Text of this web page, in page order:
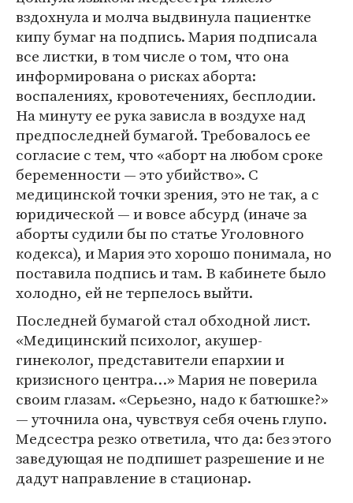
вздохнула и молча выдвинула пациентке
кипу бумаг на подпись. Мария подписала
все листки, в том числе о том, что она
информирована о рисках аборта:
воспалениях, кровотечениях, бесплодии.
На минуту ее рука зависла в воздухе над
предпоследней бумагой. Требовалось ее
согласие с тем, что «аборт на любом сроке
беременности — это убийство». С
медицинской точки зрения, это не так, а с
юридической — и вовсе абсурд (иначе за
аборты судили бы по статье Уголовного
кодекса), и Мария это хорошо понимала, но
поставила подпись и там. В кабинете было
холодно, ей не терпелось выйти.
Последней бумагой стал обходной лист.
«Медицинский психолог, акушер-
гинеколог, представители епархии и
кризисного центра…» Мария не поверила
своим глазам. «Серьезно, надо к батюшке?»
— уточнила она, чувствуя себя очень глупо.
Медсестра резко ответила, что да: без этого
заведующая не подпишет разрешение и не
дадут направление в стационар.